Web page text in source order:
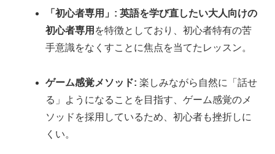
「初心者専用」: 英語を学び直したい大人向けの
初心者専用 を特徴としており、初心者特有の苦
手意識をなくすことに焦点を当てたレッスン。
ゲーム感覚メソッド: 楽しみながら自然に「話せ
る」ようになることを目指す、ゲーム感覚のメ
ソッドを採用しているため、初心者も挫折しに
くい。